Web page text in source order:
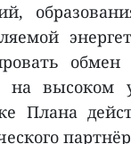
на высоком
Плана